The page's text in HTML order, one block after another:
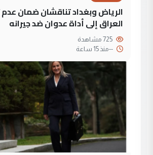
الرياض وبغداد تناقشان ضمان
العراق إلى أداة عدوان ضد جيرانه
--منذ 15 ساعة